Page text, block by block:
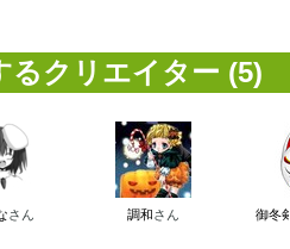
るクリエイター (5)
さん 調和さん 御冬